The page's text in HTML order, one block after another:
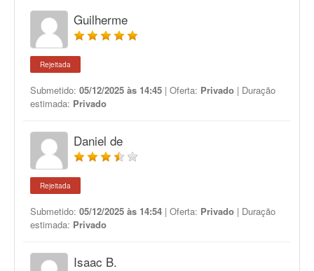
Guilherme
Rejeitada
Submetido: 05/12/2025 às 14:45 | Oferta: Privado | Duração
estimada: Privado
Daniel de
Rejeitada
Submetido: 05/12/2025 às 14:54 | Oferta: Privado | Duração
estimada: Privado
Isaac B.